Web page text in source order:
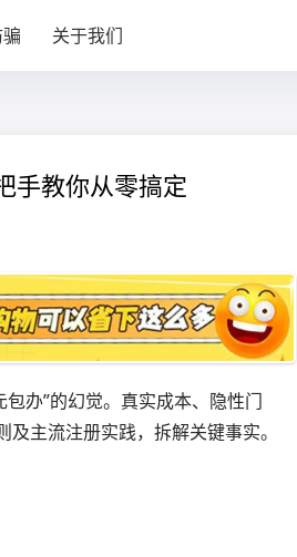
关于我们
手教你从零搞定
办”的幻觉。真实成本、隐性门
主流注册实践，拆解关键事实。